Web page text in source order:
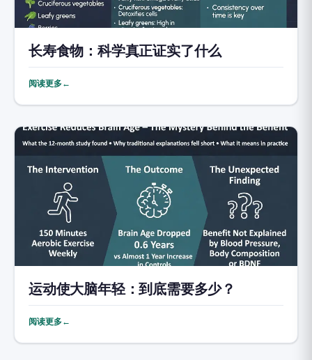
长寿食物：科学真正证实了什么
阅读更多←
运动使大脑年轻：到底需要多少？
阅读更多←